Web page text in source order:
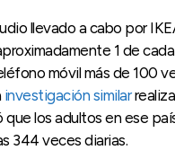
llevado a cabo por
1 de
móvil más de 100
investigación similar
que los adultos en ese
344 veces diarias.